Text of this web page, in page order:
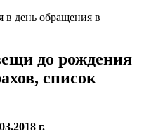
в день обращения в
до рождения
список
г.